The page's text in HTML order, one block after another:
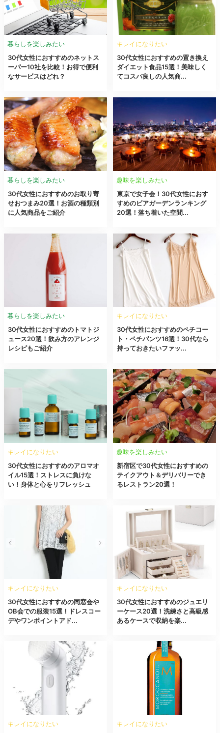
暮らしを楽しみたい
30代女性におすすめのネットス
ーパー10社を比較！お得で便利
なサービスはどれ？
キレイになりたい
30代女性におすすめの置き換え
ダイエット食品15選！美味しく
てコスパ良しの人気商...
暮らしを楽しみたい
30代女性におすすめのお取り寄
せおつまみ20選！お酒の種類別
に人気商品をご紹介
趣味を楽しみたい
東京で女子会！30代女性におす
すめのビアガーデンランキング
20選！落ち着いた空間...
暮らしを楽しみたい
30代女性におすすめのトマトジ
ュース20選！飲み方のアレンジ
レシピもご紹介
キレイになりたい
30代女性におすすめのペチコー
ト・ペチパンツ16選！30代なら
持っておきたいファッ...
キレイになりたい
30代女性におすすめのアロマオ
イル15選！ストレスに負けな
い！身体と心をリフレッシュ
趣味を楽しみたい
新宿区で30代女性におすすめの
テイクアウト＆デリバリーでき
るレストラン20選！
キレイになりたい
30代女性におすすめの同窓会や
OB会での服装15選！ドレスコー
デやワンポイントアド...
キレイになりたい
30代女性におすすめのジュエリ
ーケース20選！洗練さと高級感
あるケースで収納を楽...
キレイになりたい キレイになりたい